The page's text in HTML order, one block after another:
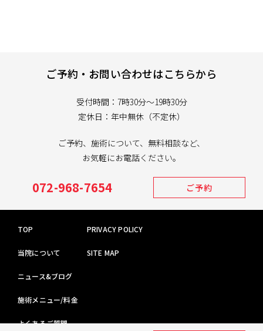
ご予約・お問い合わせはこちらから
受付時間：7時30分～19時30分
定休日：年中無休（不定休）
ご予約、施術について、無料相談など、
お気軽にお電話ください。
072-968-7654 ご予約
TOP
当院について
ニュース&ブログ
施術メニュー/料金
よくあるご質問
PRIVACY POLICY
SITE MAP